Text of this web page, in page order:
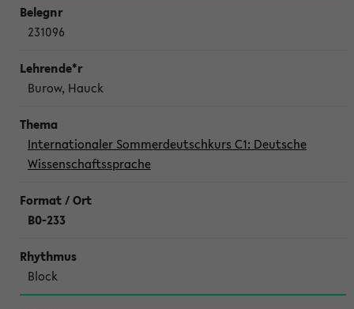
231096
Burow, Hauck
Internationaler Sommerdeutschkurs C1: Deutsche
Wissenschaftssprache
B0-233
Block